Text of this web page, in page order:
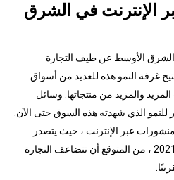
الإنترنت في الشرق
الشرق الأوسط عن طيف التجارة
غرفة النمو هذه للعديد من أسواق
والمزيد من منتجاتها. وسائل
الذي شهدته هذه السوق حتى الآن.
عبر الإنترنت ، حيث يتصدر
الفيس بوكا الصدارة. بحلول عام 2021 ، من المتوقع أن تتضاعف التجارة